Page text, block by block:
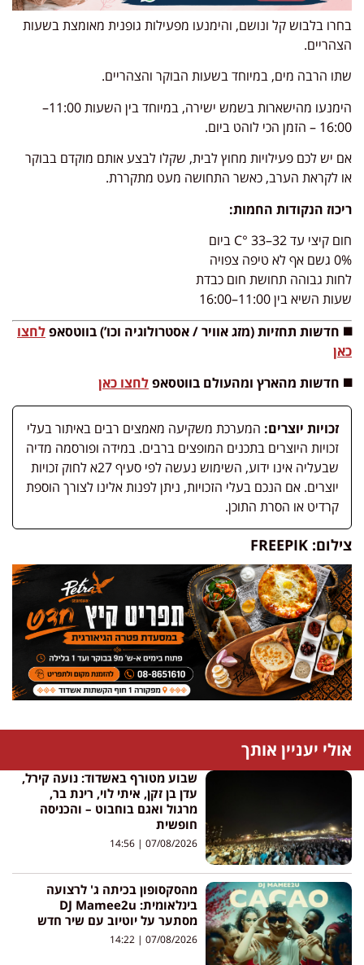
בחרו בלבוש קל ונושם, והימנעו מפעילות גופנית מאומצת בשעות
הצהריים.
שתו הרבה מים, במיוחד בשעות הבוקר והצהריים.
הימנעו מהישארות בשמש ישירה, במיוחד בין השעות 11:00–
16:00 – הזמן הכי לוהט ביום.
אם יש לכם פעילויות מחוץ לבית, שקלו לבצע אותם מוקדם בבוקר
או לקראת הערב, כאשר התחושה מעט מתקררת.
ריכוז הנקודות החמות:
חום קיצי עד 32–33 °C ביום
0% גשם אף לא טיפה צפויה
לחות גבוהה תחושת חום כבדת
שעות השיא בין 11:00–16:00
◼️ חדשות תחזיות (מזג אוויר / אסטרולוגיה וכו’) בווטסאפלחצו
כאן
◼️ חדשות מהארץ ומהעולם בווטסאפלחצו כאן
זכויות יוצרים: המערכת משקיעה מאמצים רבים באיתור בעלי
זכויות היוצרים בתכנים המופצים ברבים. במידה ופורסמה מדיה
שבעליה אינו ידוע, השימוש נעשה לפי סעיף 27א לחוק זכויות
יוצרים. אם הנכם בעלי הזכויות, ניתן לפנות אלינו לצורך הוספת
קרדיט או הסרת התוכן.
צילום: FREEPIK
אולי יעניין אותך
שבוע מטורף באשדוד: נועה קירל,
עדן בן זקן, איתי לוי, רינת בר,
מרגול ואגם בוחבוט – והכניסה
חופשית
07/08/2026
מהסקסופון בכיתה ג' לרצועה
בינלאומית: DJ Mamee2u
מסתער על יוטיוב עם שיר חדש
07/08/2026